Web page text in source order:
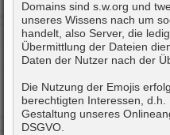
Domains sind s.w.org und
unseres Wissens nach um
handelt, also Server, die
Übermittlung der Dateien
Daten der Nutzer nach der
Die Nutzung der Emojis
berechtigten Interessen,
Gestaltung unseres
DSGVO.